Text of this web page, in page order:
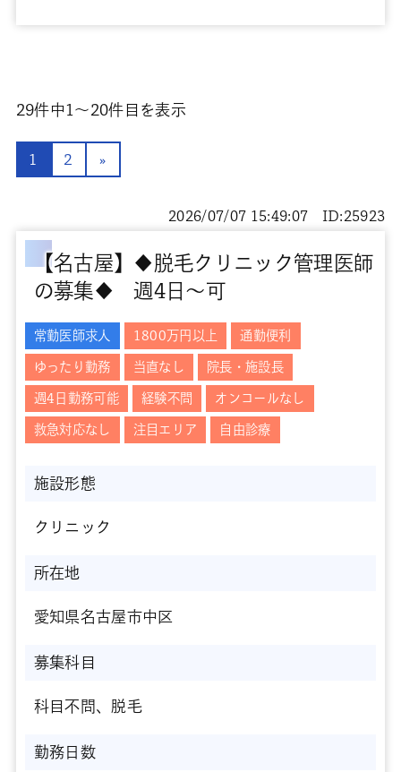
29件中1〜20件目を表示
1 2 »
【名古屋】◆脱毛クリニック管理医師
の募集◆ 週4日～可
2026/07/07 15:49:07 ID:25923
常勤医師求人 1800万円以上 通勤便利
ゆったり勤務 当直なし 院長・施設長
週4日勤務可能 経験不問 オンコールなし
救急対応なし 注目エリア 自由診療
施設形態
クリニック
所在地
愛知県名古屋市中区
募集科目
科目不問、脱毛
勤務日数